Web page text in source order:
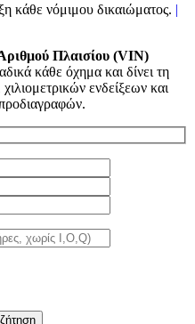
κάθε νόμιμου δικαιώματος. |
Πλαισίου (VIN)
κάθε όχημα και δίνει τη
ενδείξεων και